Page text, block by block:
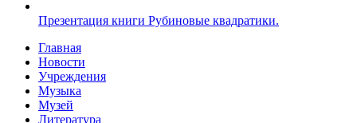
Презентация книги Рубиновые квадратики.
Главная
Новости
Учреждения
Музыка
Музей
Литература